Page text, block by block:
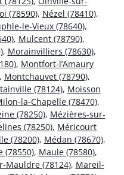
(78590), Nézel (78410),
le-Vieux (78640),
, Mulcent (78790),
, Morainvilliers (78630),
, Montfort-l’Amaury
, Montchauvet (78790),
(78124), Moisson
la-Chapelle (78470),
(78250), Mézières-sur-
(78250), Méricourt
(78200), Médan (78670),
(78550), Maule (78580),
Mauldre (78124), Mareil-